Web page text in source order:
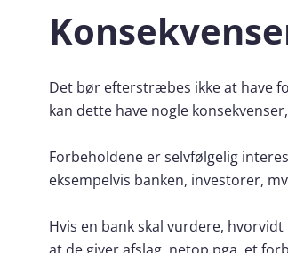
Det bør efterstræbes ikke at have
kan dette have nogle
Forbeholdene er selvfølgelig
eksempelvis banken, investorer,
Hvis en bank skal vurdere,